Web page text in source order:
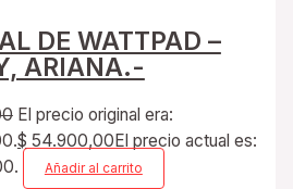
DE WATTPAD –
ARIANA.-
El precio original era:
$ 54.900,00El precio actual es:
Añadir al carrito